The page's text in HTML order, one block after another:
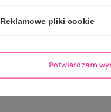
Reklamowe pliki cookie
Potwierdzam